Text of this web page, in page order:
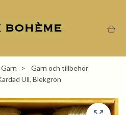
Garn och tillbehör
Ull, Blekgrön